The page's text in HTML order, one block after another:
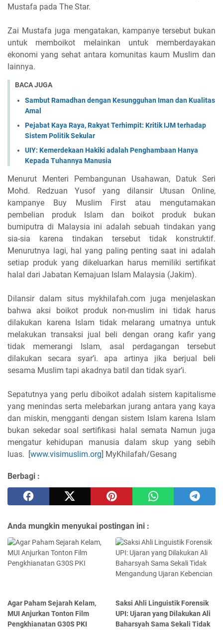
Mustafa pada The Star.
Zai Mustafa juga mengatakan, kampanye tersebut bukan
untuk memboikot melainkan untuk memberdayakan
ekonomi yang sehat antara komunitas kaum Muslim dan
lainnya.
BACA JUGA
Sambut Ramadhan dengan Kesungguhan Iman dan Kualitas
Amal
Pejabat Kaya Raya, Rakyat Terhimpit: Kritik IJM terhadap
Sistem Politik Sekular
UIY: Kemerdekaan Hakiki adalah Penghambaan Hanya
Kepada Tuhannya Manusia
Menurut Menteri Pembangunan Usahawan, Datuk Seri
Mohd. Redzuan Yusof yang dilansir Utusan Online,
kampanye Buy Muslim First atau mengutamakan
pembelian produk Islam dan boikot produk bukan
bumiputra di Malaysia ini adalah sebuah tindakan yang
sia-sia karena tindakan tersebut tidak konstruktif.
Menurutnya lagi, hal yang paling penting saat ini adalah
setiap produk yang dikeluarkan harus memiliki sertifikat
halal dari Jabatan Kemajuan Islam Malaysia (Jakim).
Dilansir dalam situs mykhilafah.com juga menjelaskan
bahwa aksi boikot produk non-muslim ini tidak harus
dilakukan karena Islam tidak melarang umatnya untuk
melakukan transaksi jual beli dengan orang kafir yang
tidak memerangi Islam, asal perdagangan tersebut
dilakukan secara syar’i. apa artinya jika berjual beli
sesama Muslim tapi akadnya batil dan tidak syar’i.
Sepatutnya yang perlu diboikot adalah sistem kapitalisme
yang menindas serta melebarkan jurang antara yang kaya
dan miskin, mengganti dengan sistem Islam karena Islam
bukan sekedar soal sertifikasi halal semata Namun juga
mengatur kehidupan manusia dalam skup yang sebih
luas. [www.visimuslim.org] MyKhilafah/Gesang
Berbagi :
Anda mungkin menyukai postingan ini :
Agar Paham Sejarah Kelam,
MUI Anjurkan Tonton Film
Pengkhianatan G30S PKI
Saksi Ahli Linguistik Forensik
UPI: Ujaran yang Dilakukan Ali
Baharsyah Sama Sekali Tidak